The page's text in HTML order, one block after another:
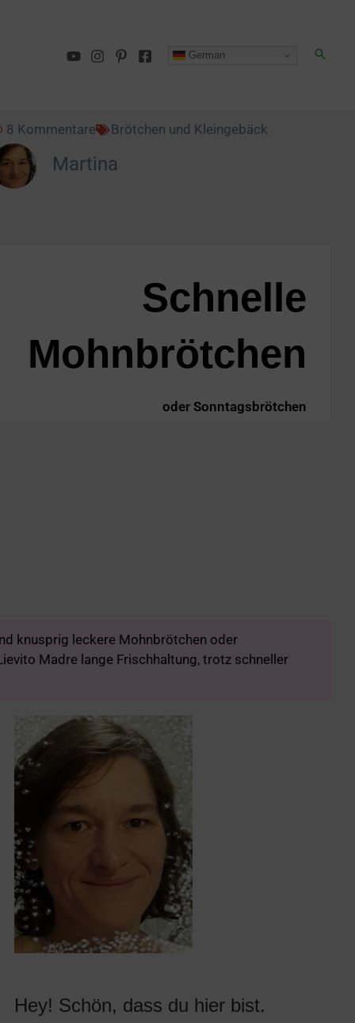
German
8 Kommentare Brötchen und Kleingebäck
Martina
Schnelle
Mohnbrötchen
oder Sonntagsbrötchen
knusprig leckere Mohnbrötchen oder
Madre lange Frischhaltung, trotz schneller
Hey! Schön, dass du hier bist.
Kategorien